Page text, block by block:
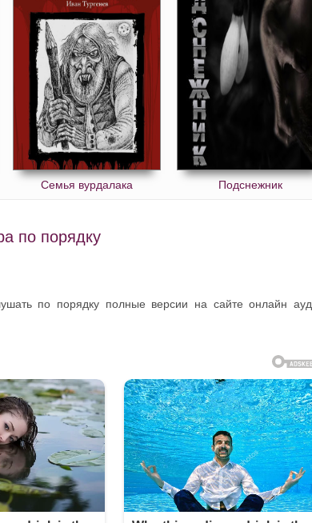
Семья вурдалака Подснежник
по порядку
по порядку полные версии на сайте онлайн